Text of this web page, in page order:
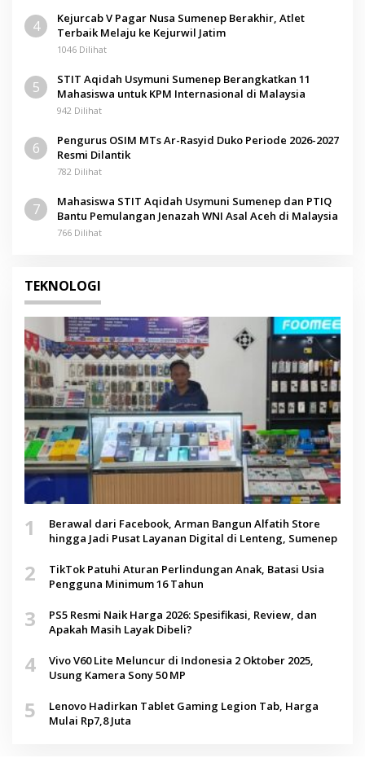
4
Kejurcab V Pagar Nusa Sumenep Berakhir, Atlet
Terbaik Melaju ke Kejurwil Jatim
1046 Dilihat
5
STIT Aqidah Usymuni Sumenep Berangkatkan 11
Mahasiswa untuk KPM Internasional di Malaysia
942 Dilihat
6
Pengurus OSIM MTs Ar-Rasyid Duko Periode 2026-2027
Resmi Dilantik
782 Dilihat
7
Mahasiswa STIT Aqidah Usymuni Sumenep dan PTIQ
Bantu Pemulangan Jenazah WNI Asal Aceh di Malaysia
766 Dilihat
TEKNOLOGI
1
Berawal dari Facebook, Arman Bangun Alfatih Store
hingga Jadi Pusat Layanan Digital di Lenteng, Sumenep
2
TikTok Patuhi Aturan Perlindungan Anak, Batasi Usia
Pengguna Minimum 16 Tahun
3
PS5 Resmi Naik Harga 2026: Spesifikasi, Review, dan
Apakah Masih Layak Dibeli?
4
Vivo V60 Lite Meluncur di Indonesia 2 Oktober 2025,
Usung Kamera Sony 50 MP
5
Lenovo Hadirkan Tablet Gaming Legion Tab, Harga
Mulai Rp7,8 Juta